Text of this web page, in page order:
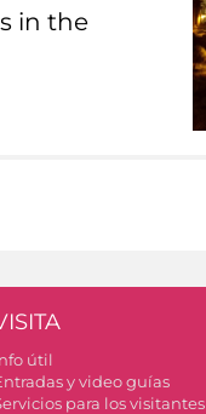
in the
útil
y video guías
para los visitantes